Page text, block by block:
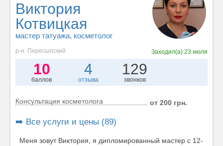
Виктория
Котвицкая
мастер татуажа, косметолог
р-н. Пересыпский Заходил(а) 23 июля
10
баллов
4
отзыва
129
звонков
Консультация косметолога от 200 грн.
➡️ Все услуги и цены (89)
Меня зовут Виктория, я дипломированный мастер с 12-